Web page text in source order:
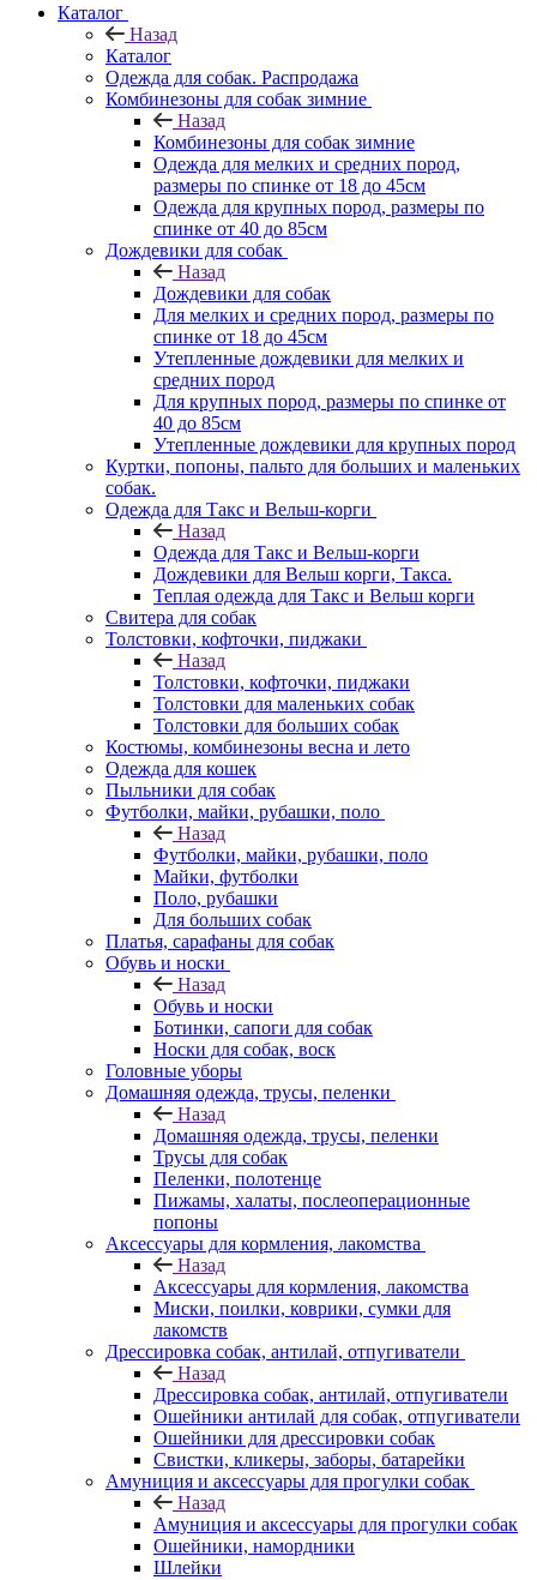
Каталог
Назад
Каталог
Одежда для собак. Распродажа
Комбинезоны для собак зимние
Назад
Комбинезоны для собак зимние
Одежда для мелких и средних пород,
размеры по спинке от 18 до 45см
Одежда для крупных пород, размеры по
спинке от 40 до 85см
Дождевики для собак
Назад
Дождевики для собак
Для мелких и средних пород, размеры по
спинке от 18 до 45см
Утепленные дождевики для мелких и
средних пород
Для крупных пород, размеры по спинке от
40 до 85см
Утепленные дождевики для крупных пород
Куртки, попоны, пальто для больших и маленьких
собак.
Одежда для Такс и Вельш-корги
Назад
Одежда для Такс и Вельш-корги
Дождевики для Вельш корги, Такса.
Теплая одежда для Такс и Вельш корги
Свитера для собак
Толстовки, кофточки, пиджаки
Назад
Толстовки, кофточки, пиджаки
Толстовки для маленьких собак
Толстовки для больших собак
Костюмы, комбинезоны весна и лето
Одежда для кошек
Пыльники для собак
Футболки, майки, рубашки, поло
Назад
Футболки, майки, рубашки, поло
Майки, футболки
Поло, рубашки
Для больших собак
Платья, сарафаны для собак
Обувь и носки
Назад
Обувь и носки
Ботинки, сапоги для собак
Носки для собак, воск
Головные уборы
Домашняя одежда, трусы, пеленки
Назад
Домашняя одежда, трусы, пеленки
Трусы для собак
Пеленки, полотенце
Пижамы, халаты, послеоперационные
попоны
Аксессуары для кормления, лакомства
Назад
Аксессуары для кормления, лакомства
Миски, поилки, коврики, сумки для
лакомств
Дрессировка собак, антилай, отпугиватели
Назад
Дрессировка собак, антилай, отпугиватели
Ошейники антилай для собак, отпугиватели
Ошейники для дрессировки собак
Свистки, кликеры, заборы, батарейки
Амуниция и аксессуары для прогулки собак
Назад
Амуниция и аксессуары для прогулки собак
Ошейники, намордники
Шлейки